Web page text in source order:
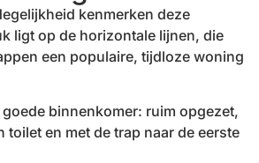
kenmerken deze
ligt op de horizontale lijnen, die
een populaire, tijdloze woning
binnenkomer: ruim opgezet,
toilet en met de trap naar de eerste